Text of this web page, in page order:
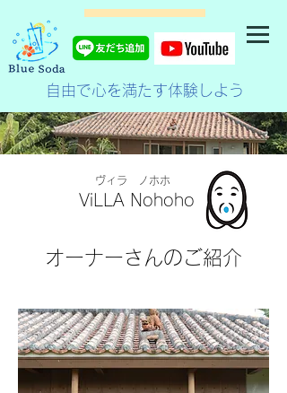
自由で心を満たす体験しよう
ヴィラ ノホホ
ViLLA Nohoho
オーナーさんのご紹介